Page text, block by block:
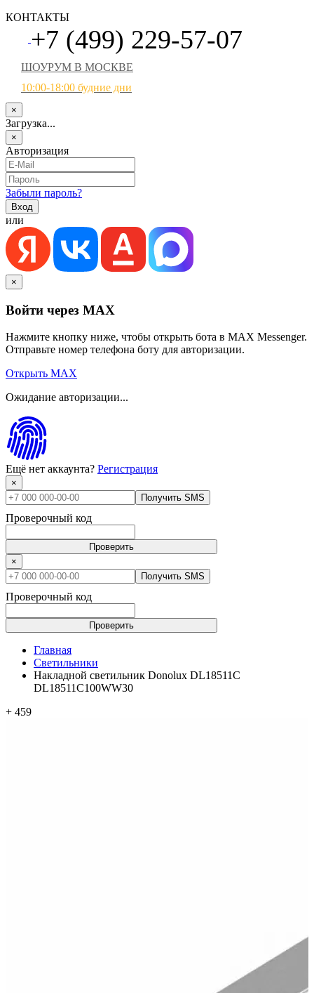
КОНТАКТЫ
+7 (499) 229-57-07
ШОУРУМ В МОСКВЕ
10:00-18:00 будние дни
×
Загрузка...
×
Авторизация
Забыли пароль?
или
×
Войти через MAX
Нажмите кнопку ниже, чтобы открыть бота в MAX Messenger.
Отправьте номер телефона боту для авторизации.
Открыть MAX
Ожидание авторизации...
Ещё нет аккаунта? Регистрация
×
Получить SMS
Проверочный код
Проверить
×
Получить SMS
Проверочный код
Проверить
Главная
Светильники
Накладной светильник Donolux DL18511C
DL18511C100WW30
+ 459